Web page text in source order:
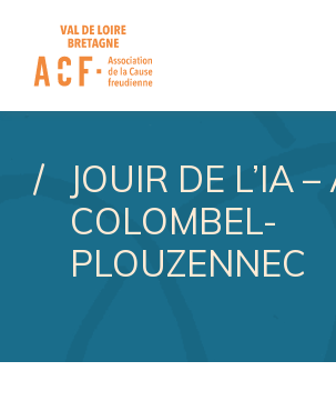
ASSOCIATION DE
JOUIR DE L’IA
COLOMBEL-
PLOUZENNEC